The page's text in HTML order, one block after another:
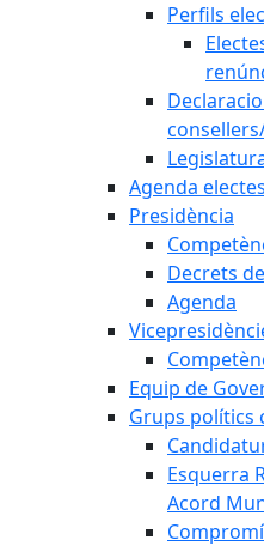
Perfils
Agenda electes
Presidència
Decrets
Agenda
Equip de
Grups polítics
Esquerra
Acord